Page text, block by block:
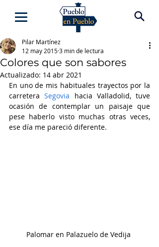
Colores que son sabores
Pilar Martínez
12 may 20153 min de lectura
Actualizado: 14 abr 2021
En uno de mis habituales trayectos por la
carretera Segovia hacia Valladolid, tuve
ocasión de contemplar un paisaje que
pese haberlo visto muchas otras veces,
ese día me pareció diferente.
Palomar en Palazuelo de Vedija